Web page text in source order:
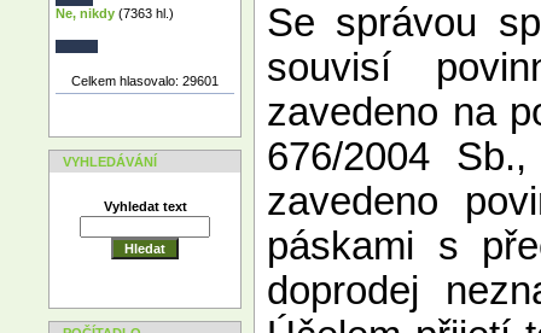
Ne, nikdy (7363 hl.)
Celkem hlasovalo: 29601
VYHLEDÁVÁNÍ
Vyhledat text
Se správou
souvisí
zavedeno na
676/2004
zavedeno
páskami s
doprodej